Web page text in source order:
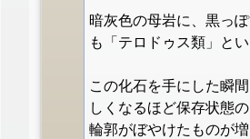
暗灰色の母岩に、黒っ
も「テロドゥス類」と
この化石を手にした瞬
しくなるほど保存状態
輪郭がぼやけたものが